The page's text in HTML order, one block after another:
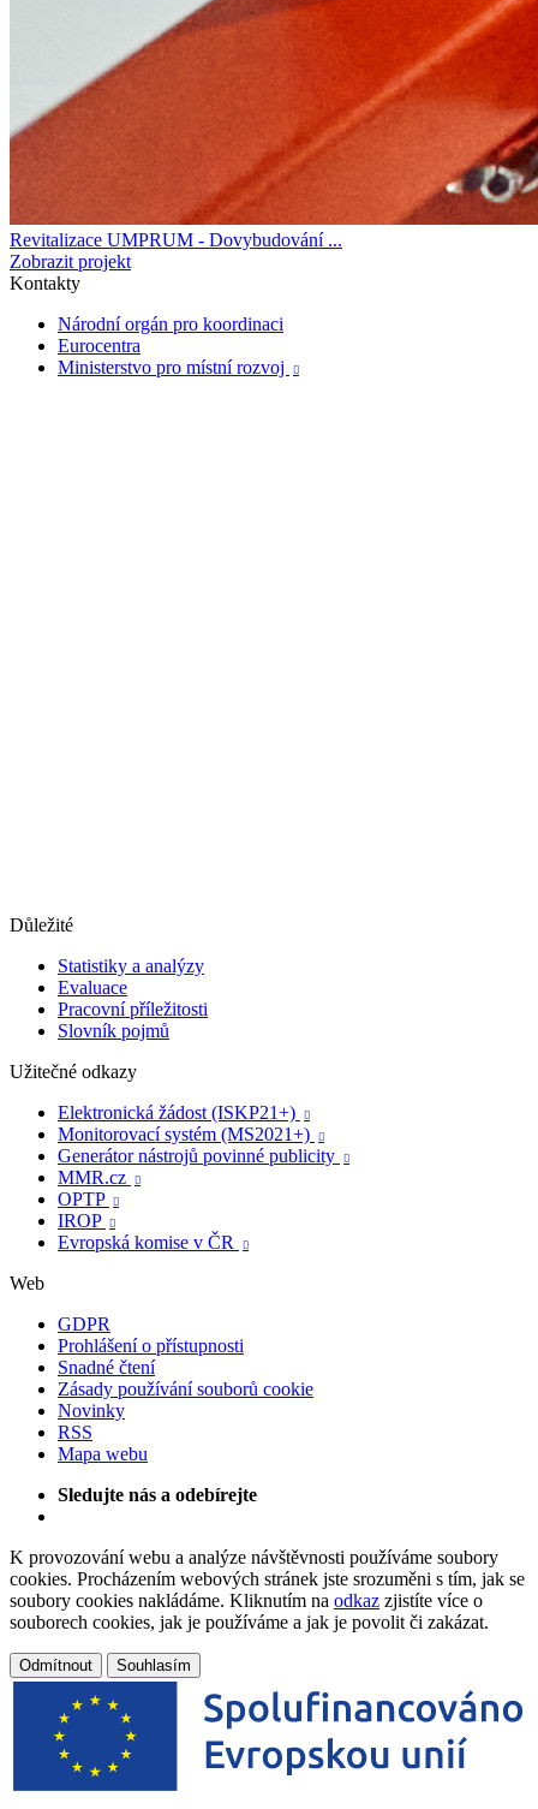
Revitalizace UMPRUM - Dovybudování ...
Zobrazit projekt
Kontakty
Národní orgán pro koordinaci
Eurocentra
Ministerstvo pro místní rozvoj

Důležité
Statistiky a analýzy
Evaluace
Pracovní příležitosti
Slovník pojmů
Užitečné odkazy
Elektronická žádost (ISKP21+)

Monitorovací systém (MS2021+) 
Generátor nástrojů povinné publicity 
MMR.cz 
OPTP 
IROP 
Evropská komise v ČR 
Web
GDPR
Prohlášení o přístupnosti
Snadné čtení
Zásady používání souborů cookie
Novinky
RSS
Mapa webu
Sledujte nás a odebírejte
K provozování webu a analýze návštěvnosti používáme soubory
cookies. Procházením webových stránek jste srozuměni s tím, jak se
soubory cookies nakládáme. Kliknutím na odkaz zjistíte více o
souborech cookies, jak je používáme a jak je povolit či zakázat.
Odmítnout Souhlasím